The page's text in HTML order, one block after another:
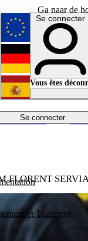
Ga naar de
Se connecter
et Transport
Économie
English
Deutsch
Español
Se connecter
Vous êtes
FLORENT